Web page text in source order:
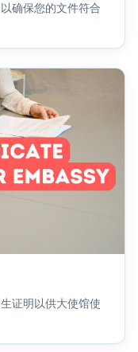
确保您的文件符合
证明以供大使馆使